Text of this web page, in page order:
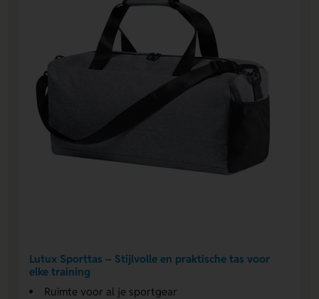
Lutux Sporttas – Stijlvolle en praktische tas voor
elke training
Ruimte voor al je sportgear